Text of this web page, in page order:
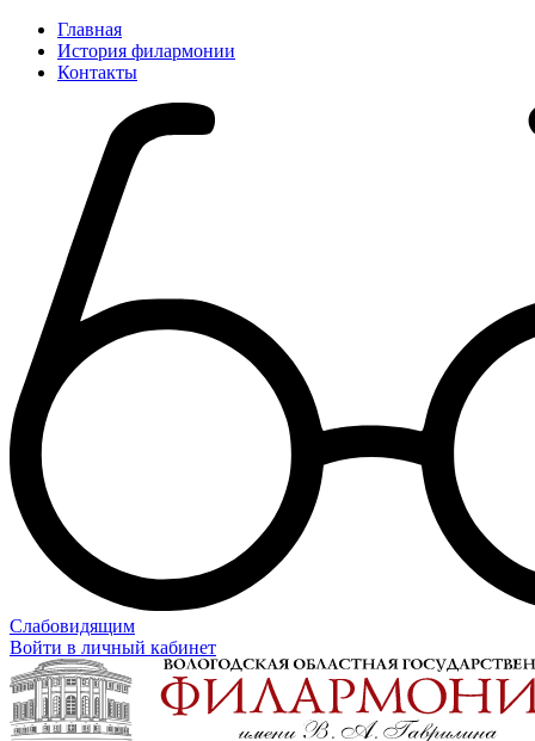
Главная
История филармонии
Контакты
Слабовидящим
Войти в личный кабинет